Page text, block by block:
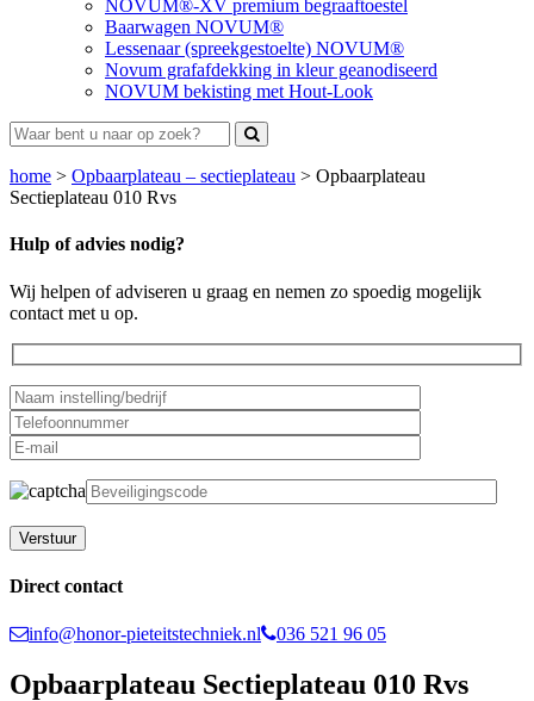
NOVUM®-XV premium begraaftoestel
Baarwagen NOVUM®
Lessenaar (spreekgestoelte) NOVUM®
Novum grafafdekking in kleur geanodiseerd
NOVUM bekisting met Hout-Look
home > Opbaarplateau – sectieplateau > Opbaarplateau
Sectieplateau 010 Rvs
Hulp of advies nodig?
Wij helpen of adviseren u graag en nemen zo spoedig mogelijk
contact met u op.
Direct contact
info@honor-pieteitstechniek.nl 036 521 96 05
Opbaarplateau Sectieplateau 010 Rvs